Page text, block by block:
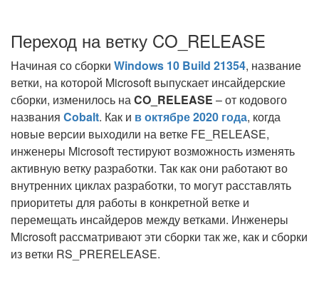
Переход на ветку CO_RELEASE
Начиная со сборки Windows 10 Build 21354, название
ветки, на которой Microsoft выпускает инсайдерские
сборки, изменилось наCO_RELEASE – от кодового
названия Cobalt. Как и в октябре 2020 года, когда
новые версии выходили на ветке FE_RELEASE,
инженеры Microsoft тестируют возможность изменять
активную ветку разработки. Так как они работают во
внутренних циклах разработки, то могут расставлять
приоритеты для работы в конкретной ветке и
перемещать инсайдеров между ветками. Инженеры
Microsoft рассматривают эти сборки так же, как и сборки
из ветки RS_PRERELEASE.